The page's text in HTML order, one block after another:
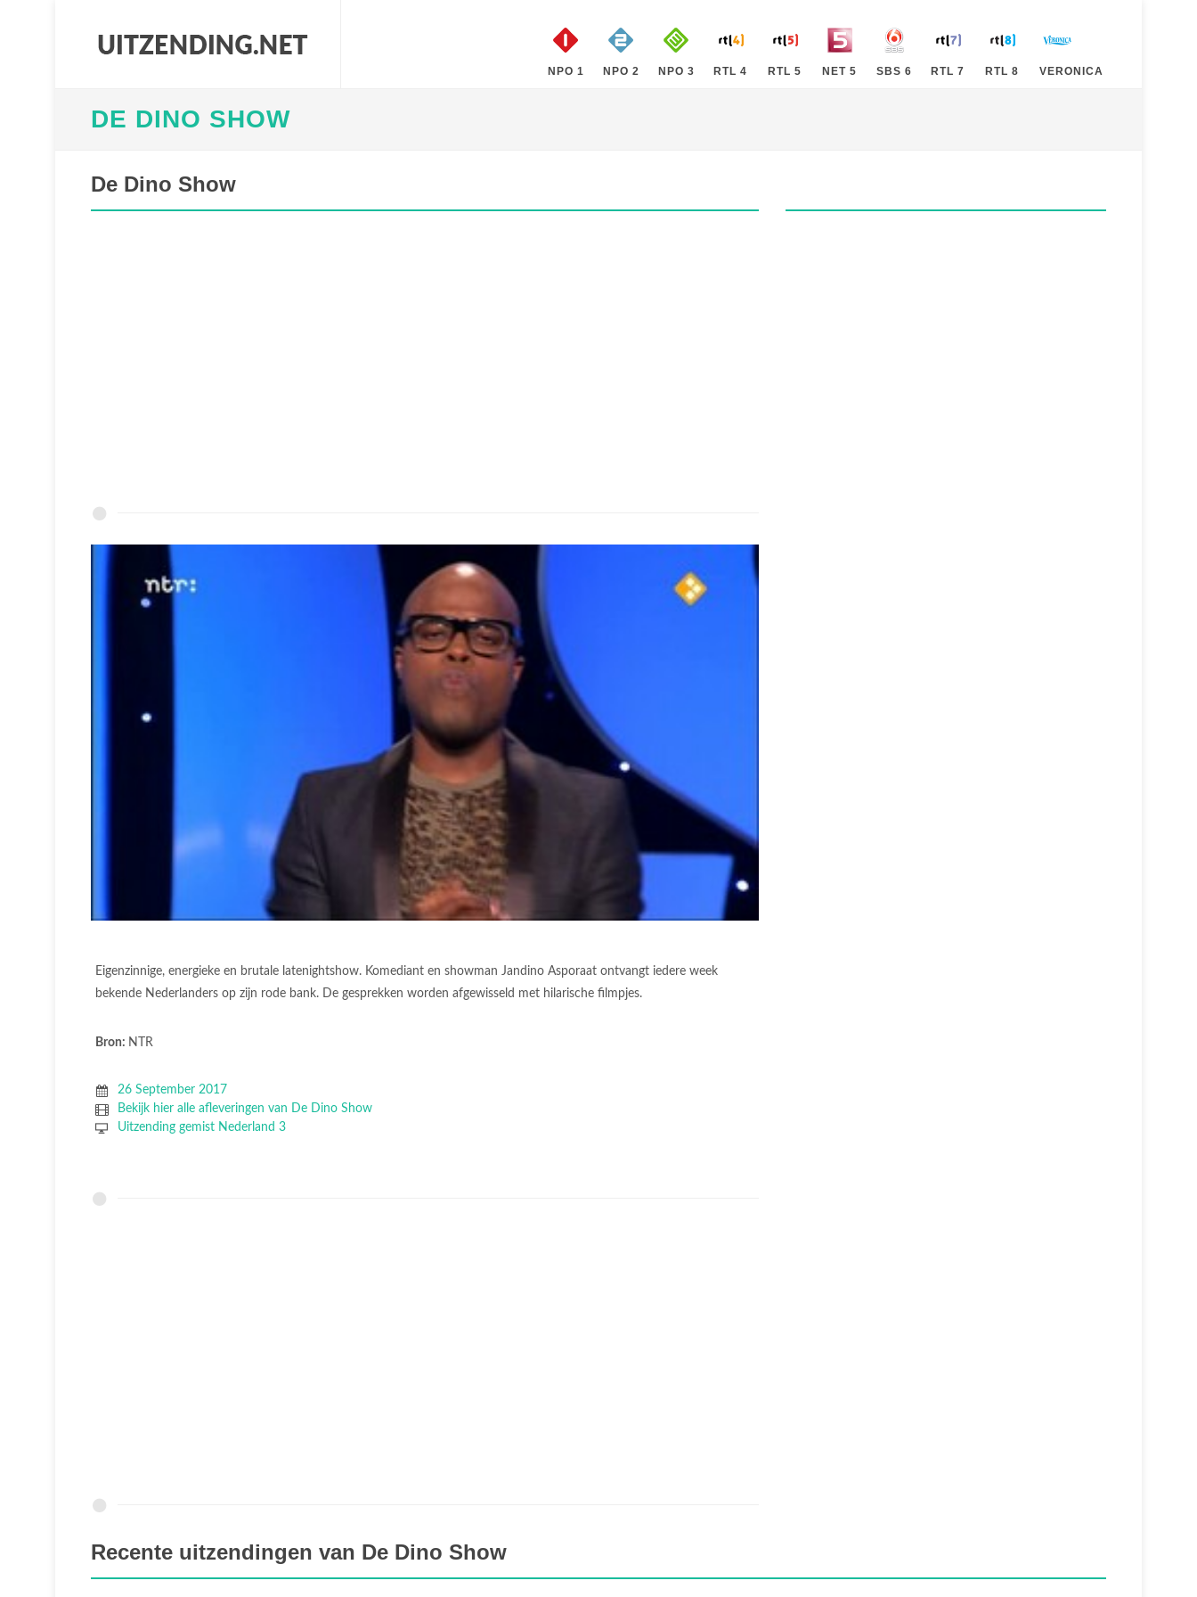
NPO 1 NPO 2 NPO 3 RTL 4 RTL 5 NET 5 SBS 6 RTL 7 RTL 8 VERONICA
DE DINO SHOW
De Dino Show
Eigenzinnige, energieke en brutale latenightshow. Komediant en showman Jandino Asporaat ontvangt iedere week
bekende Nederlanders op zijn rode bank. De gesprekken worden afgewisseld met hilarische filmpjes.
Bron: NTR
26 September 2017
Bekijk hier alle afleveringen van De Dino Show
Uitzending gemist Nederland 3
Recente uitzendingen van De Dino Show